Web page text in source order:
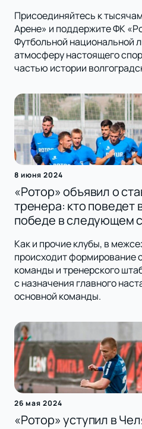
Присоединяйтесь к
Арене» и поддержите ФК
Футбольной национальной
атмосферу настоящего
частью истории
8 июня 2024
«Ротор» объявил о
тренера: кто поведет
победе в следующем
Как и прочие клубы, в
происходит формирование
команды и тренерского
с назначения главного
основной команды.
26 мая 2024
«Ротор» уступил в